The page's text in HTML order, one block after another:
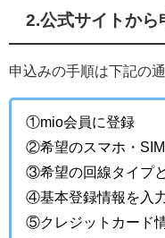
2.公式サイトから
申込みの手順は下記の通
①mio会員に登録
②希望のスマホ・
③希望の回線タイプ
④基本登録情報を入
⑤クレジットカード